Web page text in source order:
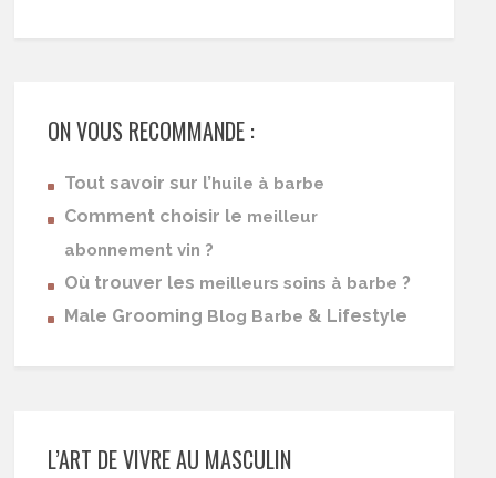
ON VOUS RECOMMANDE :
Tout savoir sur l’huile à barbe
Comment choisir le meilleur
abonnement vin ?
Où trouver les meilleurs soins à barbe ?
Male Grooming Blog Barbe & Lifestyle
L’ART DE VIVRE AU MASCULIN